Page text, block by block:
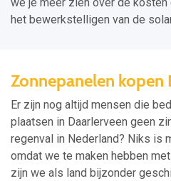
we je meer zien over de
het bewerkstelligen van de
Zonnepanelen kopen
Er zijn nog altijd mensen die
plaatsen in Daarlerveen geen
regenval in Nederland? Niks is
omdat we te maken hebben
zijn we als land bijzonder